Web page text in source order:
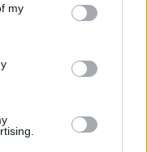
You may click to
third-party tags to
in below Google
my